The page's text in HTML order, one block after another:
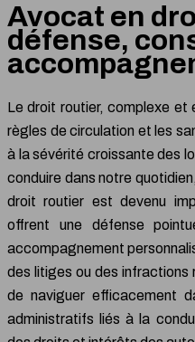
Avocat en
défense,
Le droit routier, complexe et
règles de circulation et les
à la sévérité croissante des
conduire dans notre
droit routier est devenu
offrent une défense
accompagnement
des litiges ou des infractions
de naviguer efficacement
administratifs liés à la